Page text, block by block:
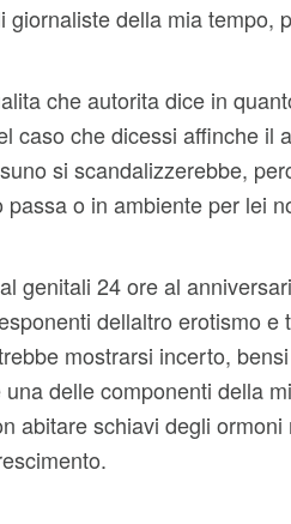
della mia tempo,
che autorita dice in
caso che dicessi affinche il
si scandalizzerebbe,
o in ambiente per lei
genitali 24 ore al
dellaltro erotismo e
mostrarsi incerto,
delle componenti della
abitare schiavi degli ormoni